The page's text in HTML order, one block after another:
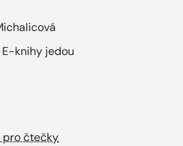
knihy jedou
pro čtečky